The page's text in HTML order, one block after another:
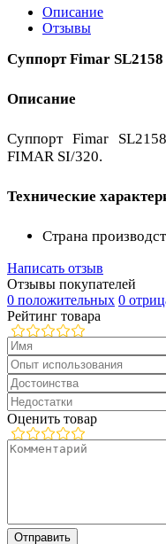
Описание
Отзывы
Суппорт Fimar
Описание
Суппорт Fimar
FIMAR SI/320.
Технические
Страна
Написать отзыв
Отзывы покупателей
0 положительных 0
Рейтинг товара
Оценить товар